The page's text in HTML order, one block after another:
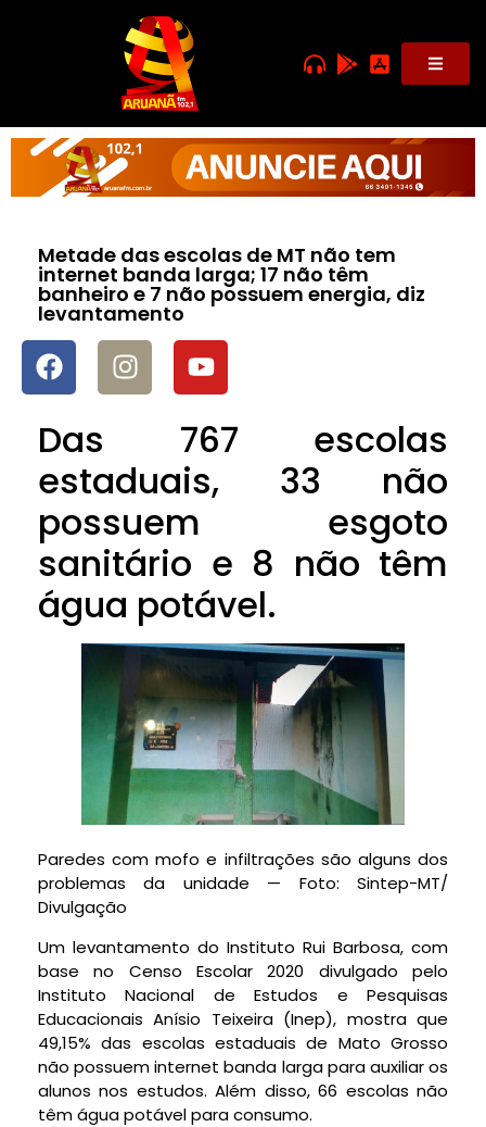
Metade das escolas de MT não tem
internet banda larga; 17 não têm
banheiro e 7 não possuem energia, diz
levantamento
Das 767 escolas
estaduais, 33 não
possuem esgoto
sanitário e 8 não têm
água potável.
Paredes com mofo e infiltrações são alguns dos
problemas da unidade — Foto: Sintep-MT/
Divulgação
Um levantamento do Instituto Rui Barbosa, com
base no Censo Escolar 2020 divulgado pelo
Instituto Nacional de Estudos e Pesquisas
Educacionais Anísio Teixeira (Inep), mostra que
49,15% das escolas estaduais de Mato Grosso
não possuem internet banda larga para auxiliar os
alunos nos estudos. Além disso, 66 escolas não
têm água potável para consumo.